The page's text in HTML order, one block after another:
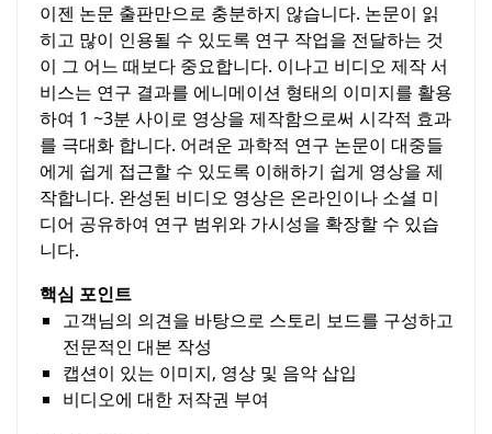
이젠 논문 출판만으로 충분하지 않습니다. 논문이 읽
히고 많이 인용될 수 있도록 연구 작업을 전달하는 것
이 그 어느 때보다 중요합니다. 이나고 비디오 제작 서
비스는 연구 결과를 에니메이션 형태의 이미지를 활용
하여 1 ~3분 사이로 영상을 제작함으로써 시각적 효과
를 극대화 합니다. 어려운 과학적 연구 논문이 대중들
에게 쉽게 접근할 수 있도록 이해하기 쉽게 영상을 제
작합니다. 완성된 비디오 영상은 온라인이나 소셜 미
디어 공유하여 연구 범위와 가시성을 확장할 수 있습
니다.
핵심 포인트
고객님의 의견을 바탕으로 스토리 보드를 구성하고
전문적인 대본 작성
캡션이 있는 이미지, 영상 및 음악 삽입
비디오에 대한 저작권 부여